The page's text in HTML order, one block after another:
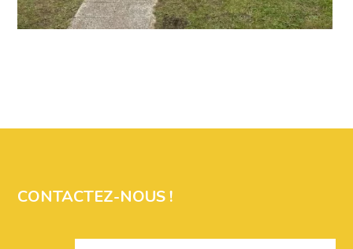
CONTACTEZ-NOUS !